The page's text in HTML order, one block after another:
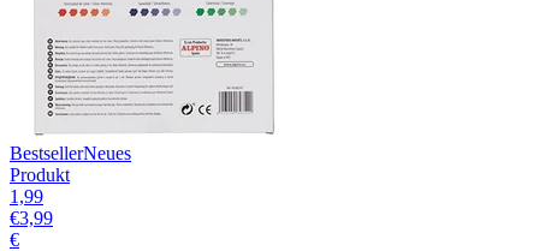
BestsellerNeues
Produkt
1,99
€3,99
€